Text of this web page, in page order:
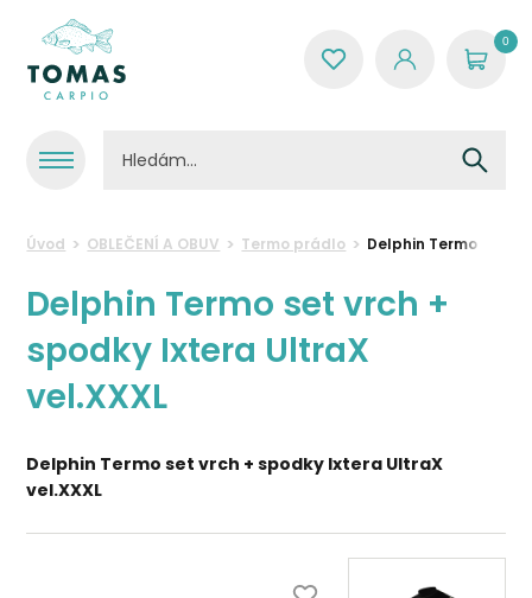
0
Úvod OBLEČENÍ A OBUV Termo prádlo Delphin Termo set
Delphin Termo set vrch +
spodky Ixtera UltraX
vel.XXXL
Delphin Termo set vrch + spodky Ixtera UltraX
vel.XXXL